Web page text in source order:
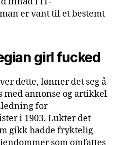
er vant til et bestemt
girl fucked
dette, lønner det seg å
med annonse og artikkel
for
i 1903. Lukter det
gikk hadde fryktelig
som omfattes